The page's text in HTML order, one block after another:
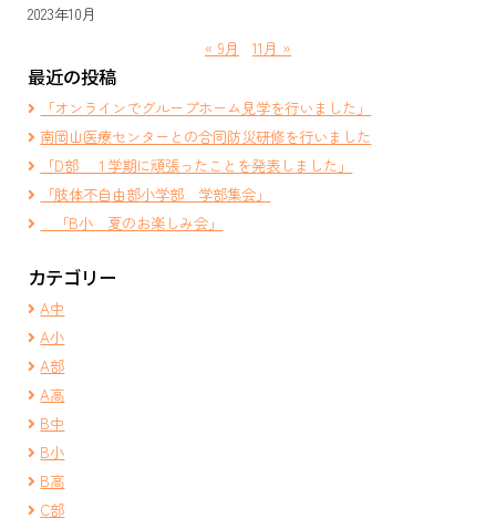
2023年10月
« 9月 11月 »
最近の投稿
「オンラインでグループホーム見学を行いました」
南岡山医療センターとの合同防災研修を行いました
「D部 １学期に頑張ったことを発表しました」
「肢体不自由部小学部 学部集会」
「B小 夏のお楽しみ会」
カテゴリー
A中
A小
A部
A高
B中
B小
B高
C部